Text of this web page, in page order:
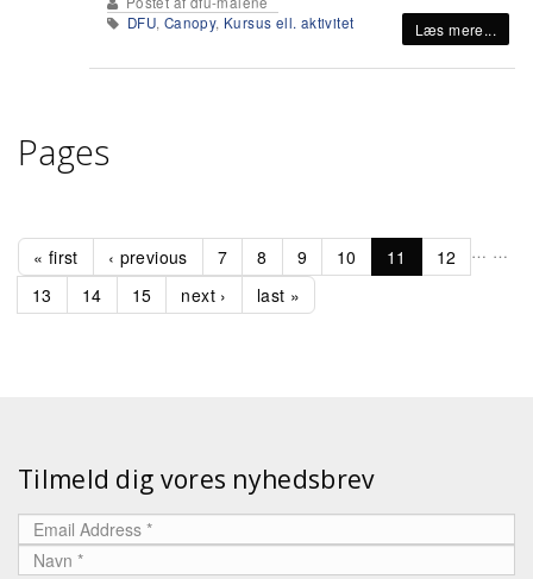
DFU, Canopy, Kursus ell. aktivitet Læs mere...
Pages
« first ‹ previous …
7 8 9 10 11
12
13
14 15
…
next › last »
Tilmeld dig vores nyhedsbrev